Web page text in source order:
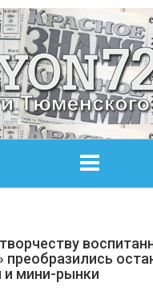
преобразились
мини-рынки